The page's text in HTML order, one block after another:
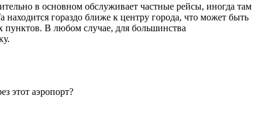
в основном обслуживает частные рейсы, иногда там
гораздо ближе к центру города, что может быть
В любом случае, для большинства
этот аэропорт?